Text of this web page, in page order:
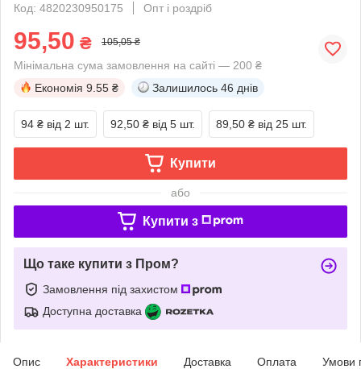
Код: 4820230950175
Опт і роздріб
95,50 ₴ 105,05 ₴
Мінімальна сума замовлення на сайті — 200 ₴
Економія 9.55 ₴ Залишилось 46 днів
94 ₴ від 2 шт. 92,50 ₴ від 5 шт. 89,50 ₴ від 25 шт.
Купити
або
Купити з
Що таке купити з Пром?
Замовлення під захистом
Доступна доставка
Опис Характеристики Доставка Оплата Умови